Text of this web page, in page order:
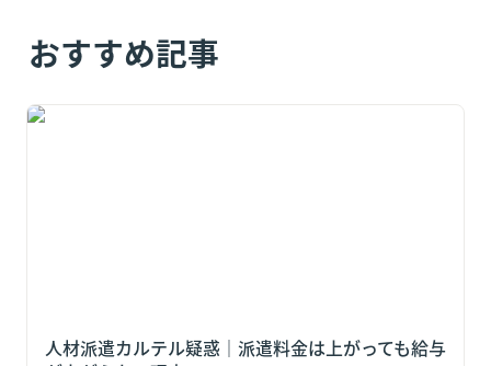
おすすめ記事
人材派遣カルテル疑惑｜派遣料金は上がっても給与が上
人材派遣カルテル疑惑｜派遣料金は上がっても給与